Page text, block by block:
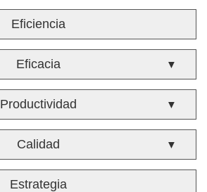
Eficiencia
Eficacia ▼
Productividad ▼
Calidad ▼
Estrategia